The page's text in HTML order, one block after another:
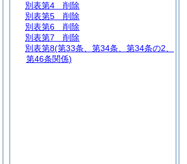
別表第4 削除
別表第5 削除
別表第6 削除
別表第7 削除
別表第8(第33条、第34条、第34条の2、
第46条関係)